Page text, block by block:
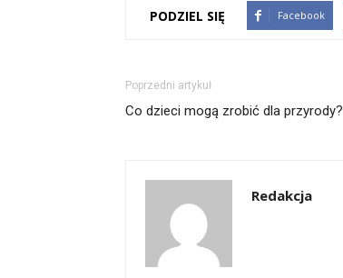
PODZIEL SIĘ Facebook
Poprzedni artykuł
Co dzieci mogą zrobić dla przyrody?
Redakcja